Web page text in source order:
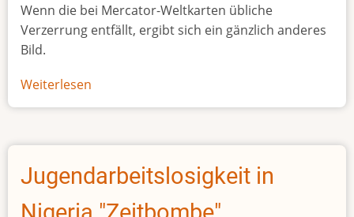
Wenn die bei Mercator-Weltkarten übliche
Verzerrung entfällt, ergibt sich ein gänzlich anderes
Bild.
Weiterlesen
Afrikas
Größe
Jugendarbeitslosigkeit in